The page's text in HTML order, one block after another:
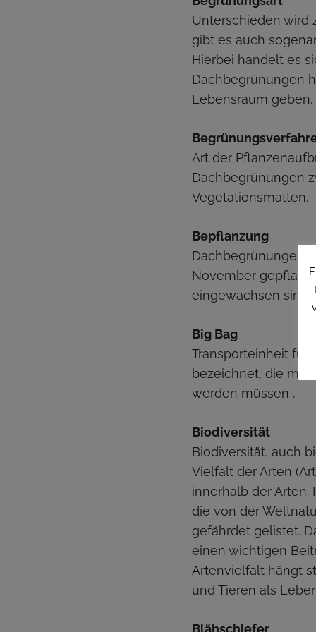
Unterschieden wird
gibt es auch
Hierbei handelt es
Dachbegrünungen
Lebensraum geben.
Art der
Dachbegrünungen
Vegetationsmatten.
Bepflanzung
Dachbegrünungen
November
eingewachsen sind.
Big Bag
Transporteinheit für
bezeichnet, die mit
werden müssen .
Biodiversität
Biodiversität, auch
Vielfalt der Arten
innerhalb der Arten.
die von der
gefährdet gelistet.
einen wichtigen
Artenvielfalt hängt
und Tieren als
Blähschiefer